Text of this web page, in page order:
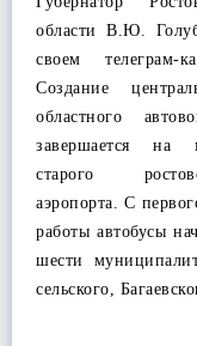
области В.Ю.
своем телеграм-
Создание
областного
завершается на
старого
аэропорта. С
работы автобусы
шести
сельского,